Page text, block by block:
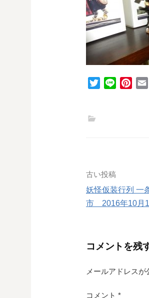
投
稿
ー
古い投稿
妖怪仮装行列 一
市 2016年10月
コメントを残
メールアドレスが
コメント *